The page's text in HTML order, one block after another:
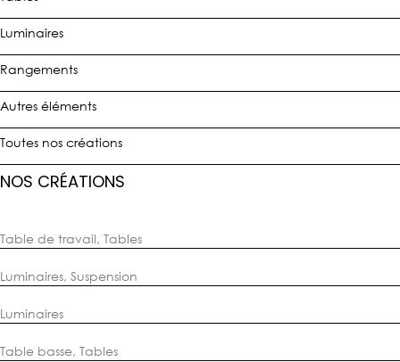
Luminaires
Rangements
Autres éléments
Toutes nos créations
NOS CRÉATIONS
Table de travail, Tables
Luminaires, Suspension
Luminaires
Table basse, Tables